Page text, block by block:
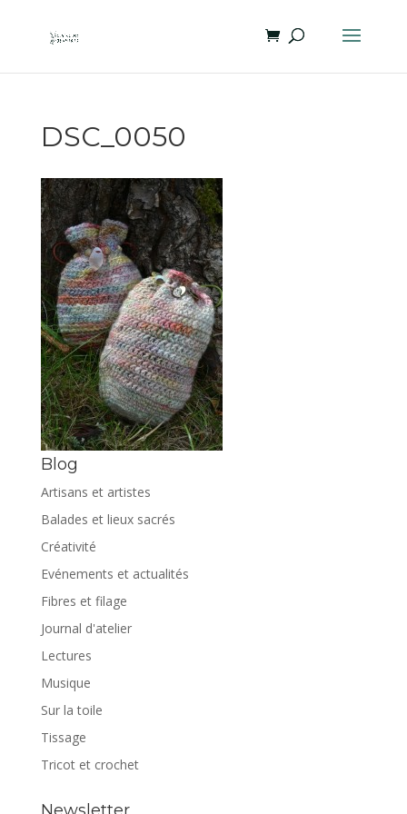
DSC_0050
Blog
Artisans et artistes
Balades et lieux sacrés
Créativité
Evénements et actualités
Fibres et filage
Journal d'atelier
Lectures
Musique
Sur la toile
Tissage
Tricot et crochet